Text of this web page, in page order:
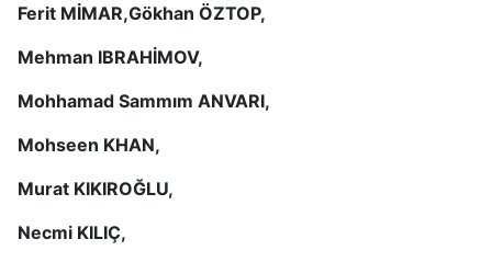
Ferit MİMAR,Gökhan ÖZTOP,
Mehman IBRAHİMOV,
Mohhamad Sammım ANVARI,
Mohseen KHAN,
Murat KIKIROĞLU,
Necmi KILIÇ,